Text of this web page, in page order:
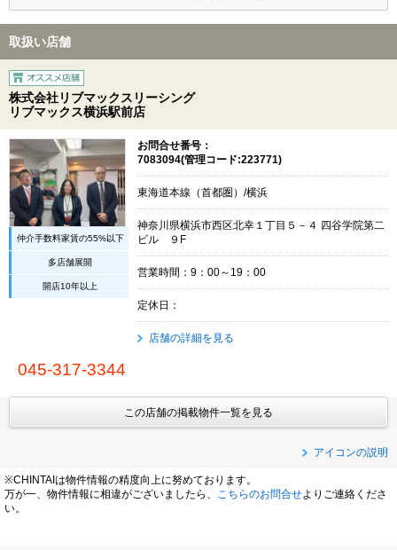
取扱い店舗
株式会社リブマックスリーシング
リブマックス横浜駅前店
仲介手数料家賃の55%以下
多店舗展開
開店10年以上
お問合せ番号：
7083094(管理コード:223771)
東海道本線（首都圏）/横浜
神奈川県横浜市西区北幸１丁目５－４ 四谷学院第二
ビル ９F
営業時間：9：00～19：00
定休日：
店舗の詳細を見る
045-317-3344
この店舗の掲載物件一覧を見る
アイコンの説明
※CHINTAIは物件情報の精度向上に努めております。
万が一、物件情報に相違がございましたら、
こちらのお問合せよりご連絡くださ
い。